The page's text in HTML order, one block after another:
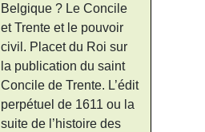
Belgique ? Le Concile
et Trente et le pouvoir
civil. Placet du Roi sur
la publication du saint
Concile de Trente. L’édit
perpétuel de 1611 ou la
suite de l’histoire des